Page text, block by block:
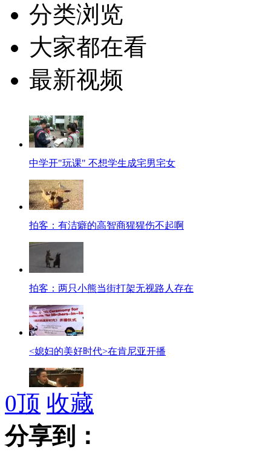
分类浏览
大家都在看
最新视频
中学开"玩课" 不想学生成宅男宅女
拍客：有洁癖的高智商猩猩伤不起啊
拍客：两只小熊当街打架无视路人存在
<媳妇的美好时代>在肯尼亚开播
拍客：哥哥好坏啊 欺负了妹妹还装哭
0顶 收藏
分享到：